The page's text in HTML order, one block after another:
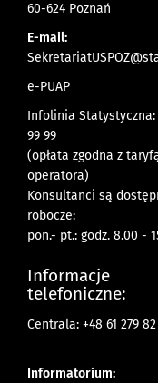
60-624 Poznań
E-mail:
e-PUAP
Infolinia Statystyczna:
99 99
(opłata zgodna z
operatora)
Konsultanci są
robocze:
pon.- pt.: godz. 8.00 -
Informacje
telefoniczne:
Centrala: +48 61 279
Informatorium: